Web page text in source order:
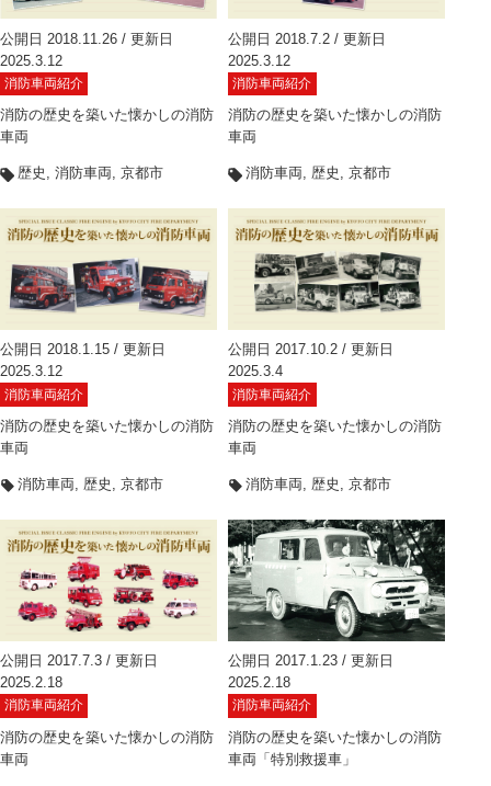
公開日 2018.11.26 / 更新日
2025.3.12
消防車両紹介
消防の歴史を築いた懐かしの消防
車両
歴史 消防車両 京都市
公開日 2018.7.2 / 更新日
2025.3.12
消防車両紹介
消防の歴史を築いた懐かしの消防
車両
消防車両 歴史 京都市
公開日 2018.1.15 / 更新日
2025.3.12
消防車両紹介
消防の歴史を築いた懐かしの消防
車両
消防車両 歴史 京都市
公開日 2017.10.2 / 更新日
2025.3.4
消防車両紹介
消防の歴史を築いた懐かしの消防
車両
消防車両 歴史 京都市
公開日 2017.7.3 / 更新日
2025.2.18
消防車両紹介
消防の歴史を築いた懐かしの消防
車両
公開日 2017.1.23 / 更新日
2025.2.18
消防車両紹介
消防の歴史を築いた懐かしの消防
車両「特別救援車」